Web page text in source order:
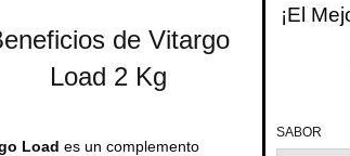
de Vitargo
Load 2 Kg
Load es un complemento
¡El
SABOR